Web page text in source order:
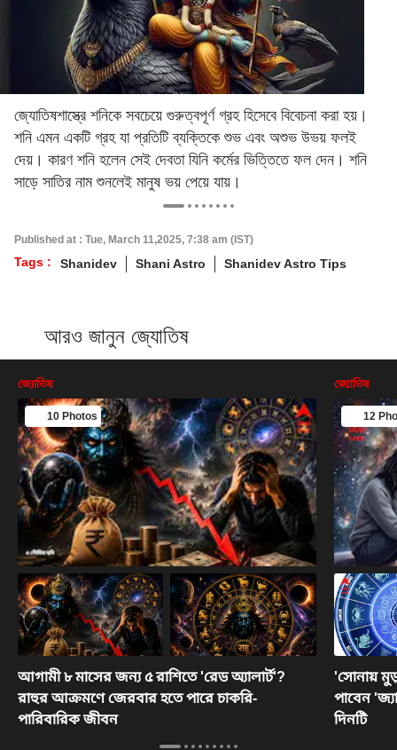
জ্যোতিষশাস্ত্রে শনিকে সবচেয়ে গুরুত্বপূর্ণ গ্রহ হিসেবে বিবেচনা করা হয়।
শনি এমন একটি গ্রহ যা প্রতিটি ব্যক্তিকে শুভ এবং অশুভ উভয় ফলই
দেয়। কারণ শনি হলেন সেই দেবতা যিনি কর্মের ভিত্তিতে ফল দেন। শনি
সাড়ে সাতির নাম শুনলেই মানুষ ভয় পেয়ে যায়।
Published at : Tue, March 11,2025, 7:38 am (IST)
Tags : Shanidev Shani Astro Shanidev Astro Tips
আরও জানুন জ্যোতিষ
জ্যোতিষ
10 Photos
আগামী ৮ মাসের জন্য ৫ রাশিতে 'রেড অ্যালার্ট'?
রাহুর আক্রমণে জেরবার হতে পারে চাকরি-
পারিবারিক জীবন
জ্যোতিষ
12
'সোনায়
পাবেন
দিনটি